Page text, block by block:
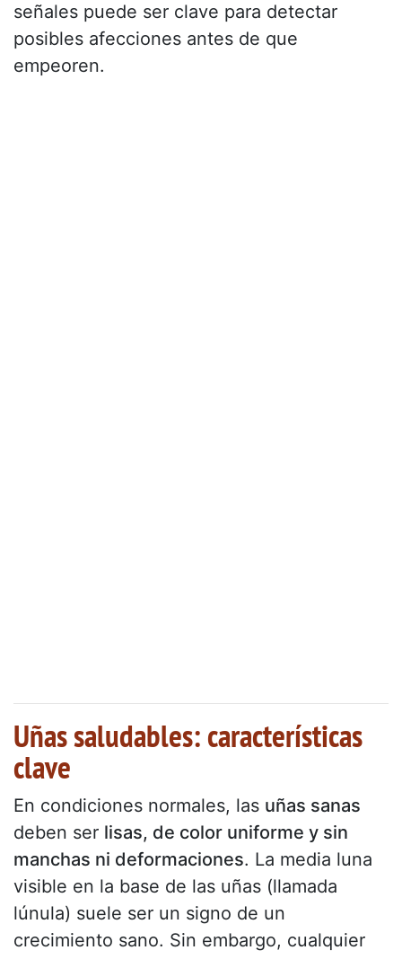
señales puede ser clave para detectar
posibles afecciones antes de que
empeoren.
Uñas saludables: características
clave
En condiciones normales, las uñas sanas
deben ser lisas, de color uniforme y sin
manchas ni deformaciones. La media luna
visible en la base de las uñas (llamada
lúnula) suele ser un signo de un
crecimiento sano. Sin embargo, cualquier